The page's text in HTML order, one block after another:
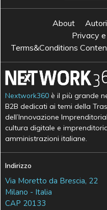
About Autori
Privacy
Terms&Conditions
Nextwork360 è il più grande
B2B dedicati ai temi della
dell’Innovazione
cultura digitale e
amministrazioni italiane.
Indirizzo
Via Moretto da Brescia, 22
Milano - Italia
CAP 20133